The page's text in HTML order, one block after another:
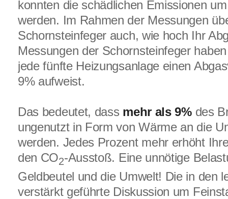
konnten die schädlichen Emissionen
werden. Im Rahmen der Messungen
Schornsteinfeger auch, wie hoch Ihr
Messungen der Schornsteinfeger
jede fünfte Heizungsanlage einen
9% aufweist.
Das bedeutet, dass mehr als 9%des
ungenutzt in Form von Wärme an die
werden. Jedes Prozent mehr erhöht
den CO2-Ausstoß. Eine unnötige
Geldbeutel und die Umwelt! Die in den
verstärkt geführte Diskussion um